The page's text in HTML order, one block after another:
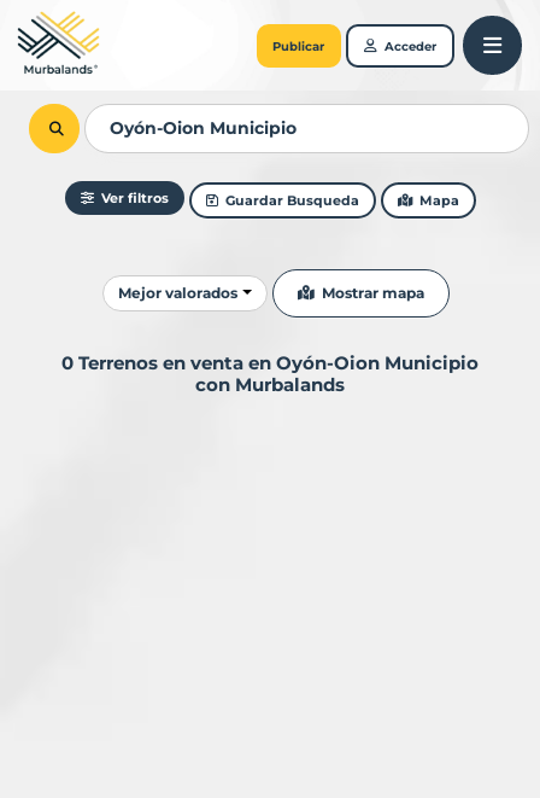
Publicar Acceder
Ver filtros Guardar Busqueda Mapa
Ordenar resultados
Mejor valorados Mostrar mapa
0 Terrenos en venta en Oyón-Oion Municipio
con Murbalands